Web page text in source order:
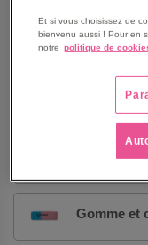
Couvre-
Crayon à
Globe et
Gomme et
Et si vous choisissez de
bienvenu aussi ! Pour en
notre politique de